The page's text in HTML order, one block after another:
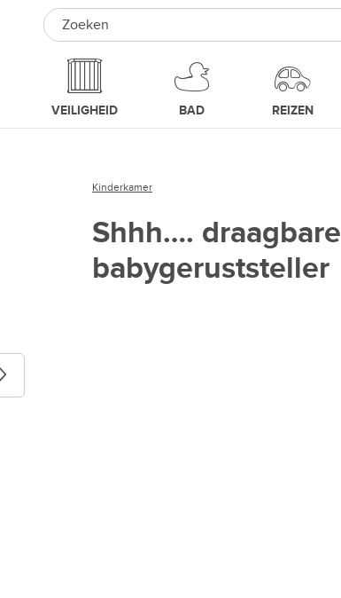
Search
VEILIGHEID BAD REIZEN
Next image
Kinderkamer
Shhh…. draagbare
babygeruststeller